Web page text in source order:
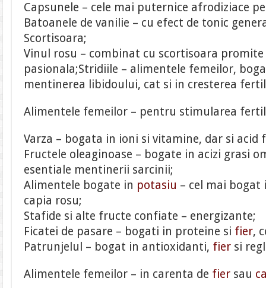
Capsunele – cele mai puternice afrodiziace
Batoanele de vanilie – cu efect de tonic
Scortisoara;
Vinul rosu – combinat cu scortisoara
pasionala;Stridiile – alimentele femeilor,
mentinerea libidoului, cat si in cresterea
Alimentele femeilor – pentru stimularea
Varza – bogata in ioni si vitamine, dar si acid
Fructele oleaginoase – bogate in acizi grasi
esentiale mentinerii sarcinii;
Alimentele bogate in potasiu – cel mai
capia rosu;
Stafide si alte fructe confiate – energizante;
Ficatei de pasare – bogati in proteine si fier,
Patrunjelul – bogat in antioxidanti, fier si
Alimentele femeilor – in carenta de fier sau